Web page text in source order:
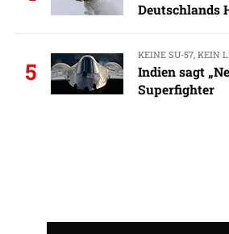
Deutschlands
5
KEINE SU-57, KEIN
Indien sagt
Superfighter